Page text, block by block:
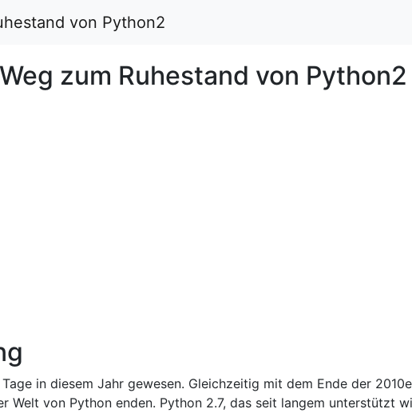
von Python2
zum Ruhestand von Python2
in diesem Jahr gewesen. Gleichzeitig mit dem Ende der
Welt von Python enden. Python 2.7, das seit langem unterstützt